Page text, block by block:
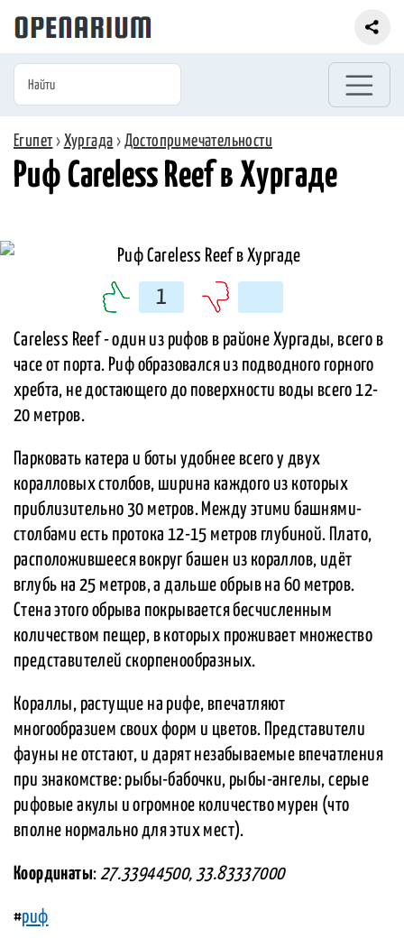
Египет› Хургада › Достопримечательности
Риф Careless Reef в Хургаде
1
Careless Reef - один из рифов в районе Хургады, всего в
часе от порта. Риф образовался из подводного горного
хребта, не достающего до поверхности воды всего 12-
20 метров.
Парковать катера и боты удобнее всего у двух
коралловых столбов, ширина каждого из которых
приблизительно 30 метров. Между этими башнями-
столбами есть протока 12-15 метров глубиной. Плато,
расположившееся вокруг башен из кораллов, идёт
вглубь на 25 метров, а дальше обрыв на 60 метров.
Стена этого обрыва покрывается бесчисленным
количеством пещер, в которых проживает множество
представителей скорпенообразных.
Кораллы, растущие на рифе, впечатляют
многообразием своих форм и цветов. Представители
фауны не отстают, и дарят незабываемые впечатления
при знакомстве: рыбы-бабочки, рыбы-ангелы, серые
рифовые акулы и огромное количество мурен (что
вполне нормально для этих мест).
Координаты: 27.33944500, 33.83337000
#риф